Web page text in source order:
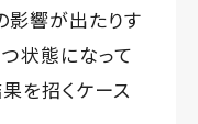
影響が出たりす
状態になって
を招くケース